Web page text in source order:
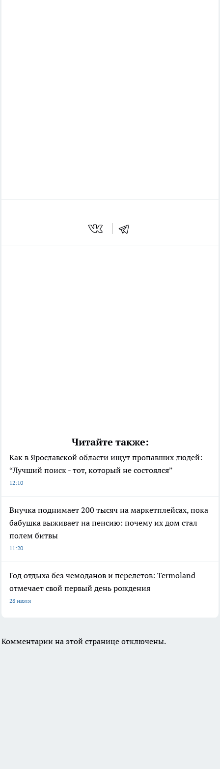
Читайте также:
Как в Ярославской области ищут пропавших людей:
“Лучший поиск - тот, который не состоялся”
12:10
Внучка поднимает 200 тысяч на маркетплейсах, пока
бабушка выживает на пенсию: почему их дом стал
полем битвы
11:20
Год отдыха без чемоданов и перелетов: Termoland
отмечает свой первый день рождения
28 июля
Комментарии на этой странице отключены.